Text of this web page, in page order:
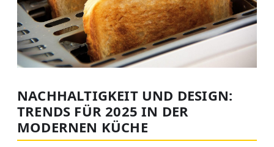
NACHHALTIGKEIT UND DESIGN:
TRENDS FÜR 2025 IN DER
MODERNEN KÜCHE